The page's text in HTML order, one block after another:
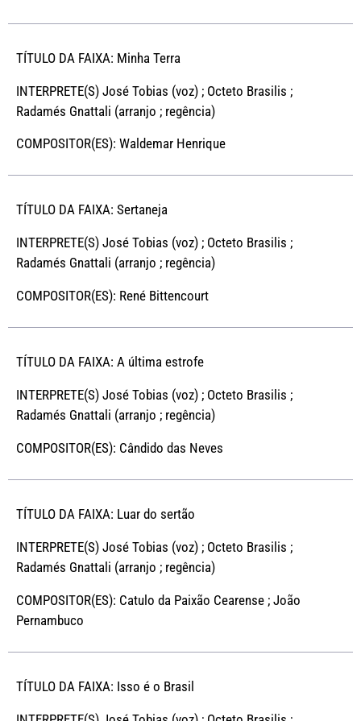
TÍTULO DA FAIXA: Minha Terra
INTERPRETE(S) José Tobias (voz) ; Octeto Brasilis ;
Radamés Gnattali (arranjo ; regência)
COMPOSITOR(ES): Waldemar Henrique
TÍTULO DA FAIXA: Sertaneja
INTERPRETE(S) José Tobias (voz) ; Octeto Brasilis ;
Radamés Gnattali (arranjo ; regência)
COMPOSITOR(ES): René Bittencourt
TÍTULO DA FAIXA: A última estrofe
INTERPRETE(S) José Tobias (voz) ; Octeto Brasilis ;
Radamés Gnattali (arranjo ; regência)
COMPOSITOR(ES): Cândido das Neves
TÍTULO DA FAIXA: Luar do sertão
INTERPRETE(S) José Tobias (voz) ; Octeto Brasilis ;
Radamés Gnattali (arranjo ; regência)
COMPOSITOR(ES): Catulo da Paixão Cearense ; João
Pernambuco
TÍTULO DA FAIXA: Isso é o Brasil